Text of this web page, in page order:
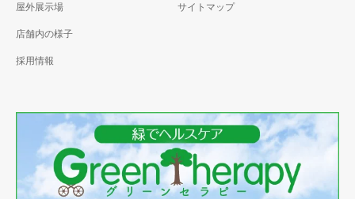
屋外展示場
店舗内の様子
採用情報
サイトマップ